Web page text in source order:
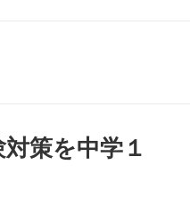
策を中学１